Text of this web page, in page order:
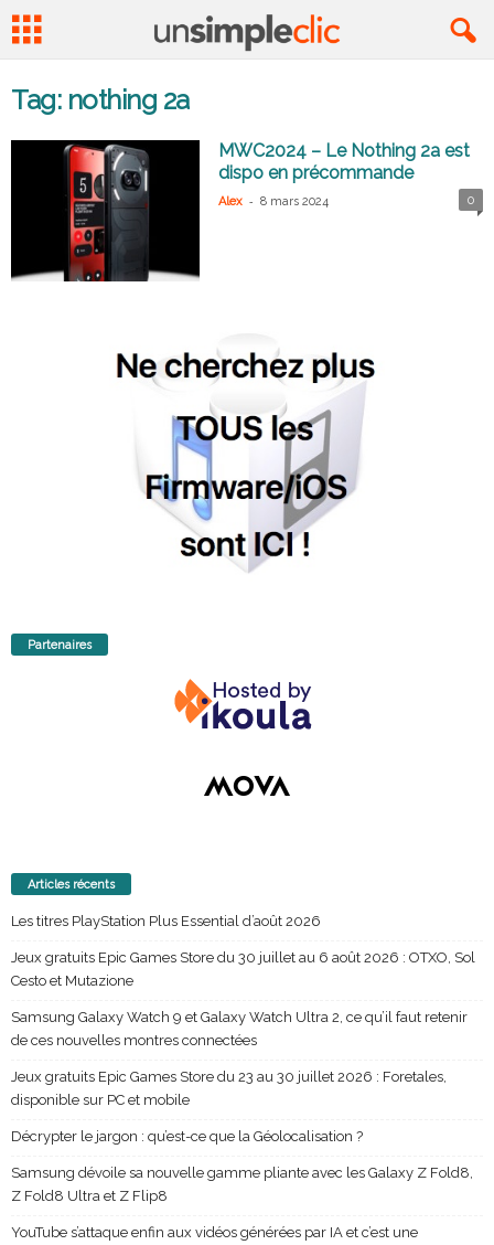
Tag: nothing 2a
MWC2024 – Le Nothing 2a est
dispo en précommande
Alex - 8 mars 2024 0
Partenaires
Articles récents
Les titres PlayStation Plus Essential d’août 2026
Jeux gratuits Epic Games Store du 30 juillet au 6 août 2026 : OTXO, Sol
Cesto et Mutazione
Samsung Galaxy Watch 9 et Galaxy Watch Ultra 2, ce qu’il faut retenir
de ces nouvelles montres connectées
Jeux gratuits Epic Games Store du 23 au 30 juillet 2026 : Foretales,
disponible sur PC et mobile
Décrypter le jargon : qu’est-ce que la Géolocalisation ?
Samsung dévoile sa nouvelle gamme pliante avec les Galaxy Z Fold8,
Z Fold8 Ultra et Z Flip8
YouTube s’attaque enfin aux vidéos générées par IA et c’est une